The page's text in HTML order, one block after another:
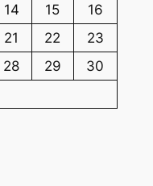
14 15
16
21 22
23
28 29
30